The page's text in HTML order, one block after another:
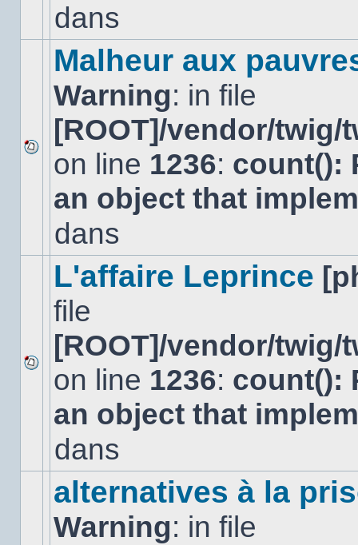
dansdans
Aucun
nouveau
message
non-
dans
Malheur aux
Warning: in file
[ROOT]/vendor/
on line 1236: count():
an object that
dans
Aucun
nouveau
message
non-
dans
L'affaire Leprince
file
[ROOT]/vendor/
on line 1236: count():
an object that
dans
alternatives à la
Warning: in file